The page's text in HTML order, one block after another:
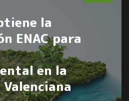
la
ENAC para
en la